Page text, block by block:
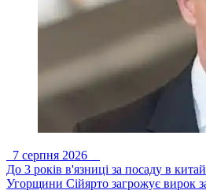
7 серпня 2026
До 3 років в'язниці за посаду в
Угорщини Сійярто загрожує вирок